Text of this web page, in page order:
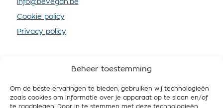
Beheer toestemming
Om de beste ervaringen te bieden, gebruiken wij technologieën
zoals cookies om informatie over je apparaat op te slaan en/of
te raadplegen. Door in te stemmen met deze technologieën
info@bevegan.be
Cookie policy
Privacy policy
SOUTENEZ-NOUS